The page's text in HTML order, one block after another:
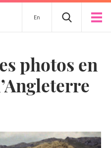
En
photos en